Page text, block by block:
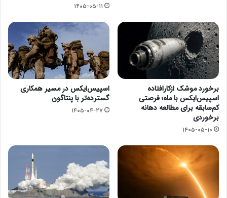
۱۴۰۵-۰۵-۱۱
برخورد موشک ازکارافتاده
اسپیس‌ایکس با ماه؛ فرصتی
کم‌سابقه برای مطالعه دهانه
برخوردی
۱۴۰۵-۰۵-۱۰
اسپیس‌ایکس در مسیر همکاری
گسترده‌تر با پنتاگون
۱۴۰۵-۰۴-۲۷